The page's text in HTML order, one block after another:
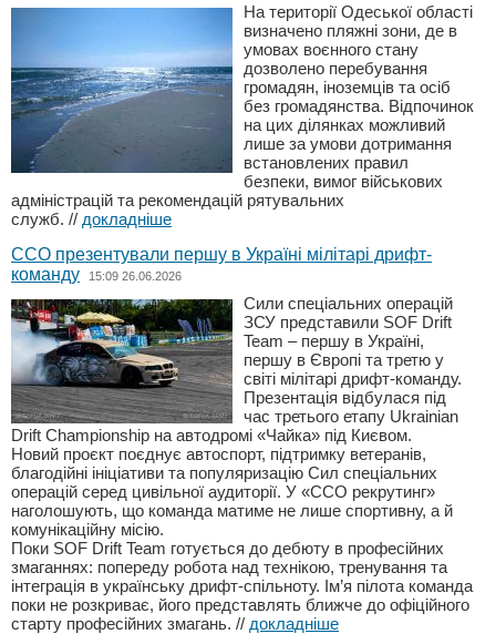
На території Одеської області
визначено пляжні зони, де в
умовах воєнного стану
дозволено перебування
громадян, іноземців та осіб
без громадянства. Відпочинок
на цих ділянках можливий
лише за умови дотримання
встановлених правил
безпеки, вимог військових
адміністрацій та рекомендацій рятувальних
служб. // докладніше
ССО презентували першу в Україні мілітарі дрифт-
команду
15:09 26.06.2026
Сили спеціальних операцій
ЗСУ представили SOF Drift
Team – першу в Україні,
першу в Європі та третю у
світі мілітарі дрифт-команду.
Презентація відбулася під
час третього етапу Ukrainian
Drift Championship на автодромі «Чайка» під Києвом.
Новий проєкт поєднує автоспорт, підтримку ветеранів,
благодійні ініціативи та популяризацію Сил спеціальних
операцій серед цивільної аудиторії. У «ССО рекрутинг»
наголошують, що команда матиме не лише спортивну, а й
комунікаційну місію.
Поки SOF Drift Team готується до дебюту в професійних
змаганнях: попереду робота над технікою, тренування та
інтеграція в українську дрифт-спільноту. Ім’я пілота команда
поки не розкриває, його представлять ближче до офіційного
старту професійних змагань. // докладніше